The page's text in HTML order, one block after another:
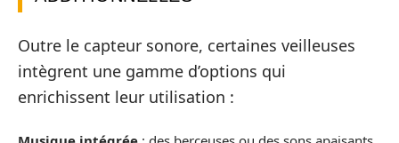
Outre le capteur sonore, certaines veilleuses
intègrent une gamme d’options qui
enrichissent leur utilisation :